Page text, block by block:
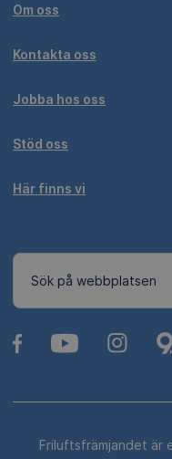
Om oss
Kontakta oss
Jobba hos oss
Stöd oss
Här finns vi
Sök på webbplatsen
Friluftsfrämjandet är